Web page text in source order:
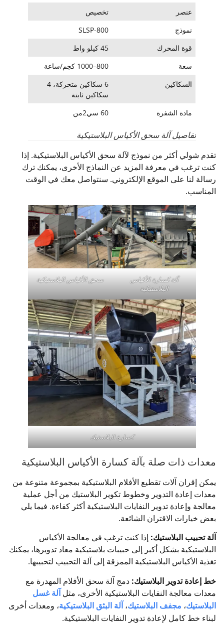
عنصر
تخصيص
نموذج
SLSP-800
قوة المحرك
45 كيلو واط
سعة
800–1000 كجم/ساعة
السكاكين
6 سكاكين متحركة، 4
سكاكين ثابتة
مادة الشفرة
60 سي2من
تفاصيل آلة سحق الأكياس البلاستيكية
تقدم شولي أكثر من نموذج لآلة سحق الأكياس البلاستيكية. إذا
كنت ترغب في معرفة المزيد عن النماذج الأخرى، يمكنك ترك
رسالة لنا على الموقع الإلكتروني. سنتواصل معك في الوقت
المناسب.
آلة كسارة الأكياس
البلاستيكية
سحق الأكياس البلاستيكية
كسارة البلاستيك
معدات ذات صلة بآلة كسارة الأكياس البلاستيكية
يمكن إقران آلات تقطيع الأفلام البلاستيكية بمجموعة متنوعة من
معدات إعادة التدوير وخطوط تكوير البلاستيك من أجل عملية
معالجة وإعادة تدوير النفايات البلاستيكية أكثر كفاءة. فيما يلي
بعض خيارات الاقتران الشائعة.
آلة تحبيب البلاستيك: إذا كنت ترغب في معالجة الأكياس
البلاستيكية بشكل أكبر إلى حبيبات بلاستيكية معاد تدويرها، يمكنك
تغذية الأكياس البلاستيكية الممزقة إلى آلة التحبيب لتحبيبها.
خط إعادة تدوير البلاستيك: دمج آلة سحق الأفلام المهدرة مع
معدات معالجة النفايات البلاستيكية الأخرى، مثلآلة غسل
البلاستيك، مجفف البلاستيك،آلة البثق البلاستيكية، ومعدات أخرى
لبناء خط كامل لإعادة تدوير النفايات البلاستيكية.